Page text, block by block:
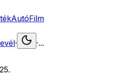
AutóFilm
· ·...